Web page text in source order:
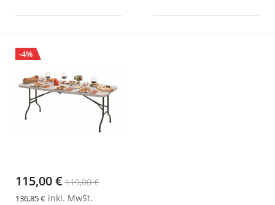
-4%
115,00 € 119,00 €
136,85 € inkl. MwSt.